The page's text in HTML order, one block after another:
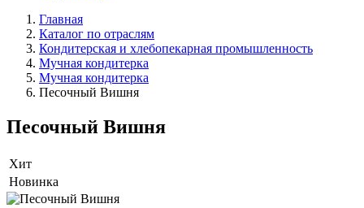
Главная
Каталог по отраслям
Кондитерская и хлебопекарная промышленность
Мучная кондитерка
Мучная кондитерка
Песочный Вишня
Песочный Вишня
Хит
Новинка